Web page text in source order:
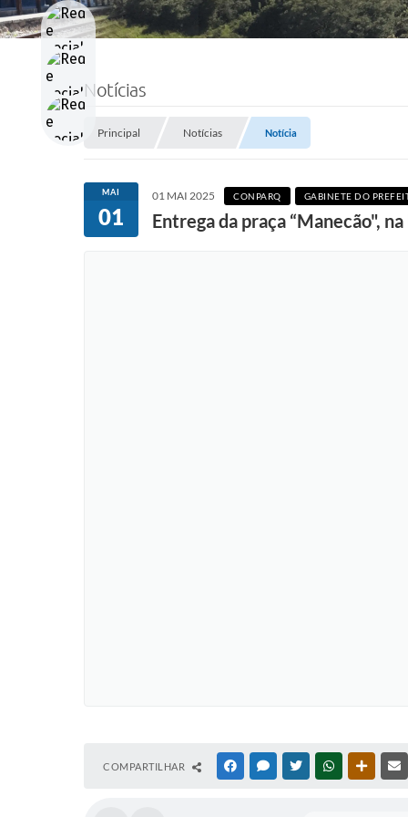
Notícias
Principal Notícias Notícia
MAI
01
01 MAI 2025 CONPARQ GABINETE DO
Entrega da praça “Manecão",
COMPARTILHAR FACEBOOKMESSENGER
TWITTERWHATSAPP